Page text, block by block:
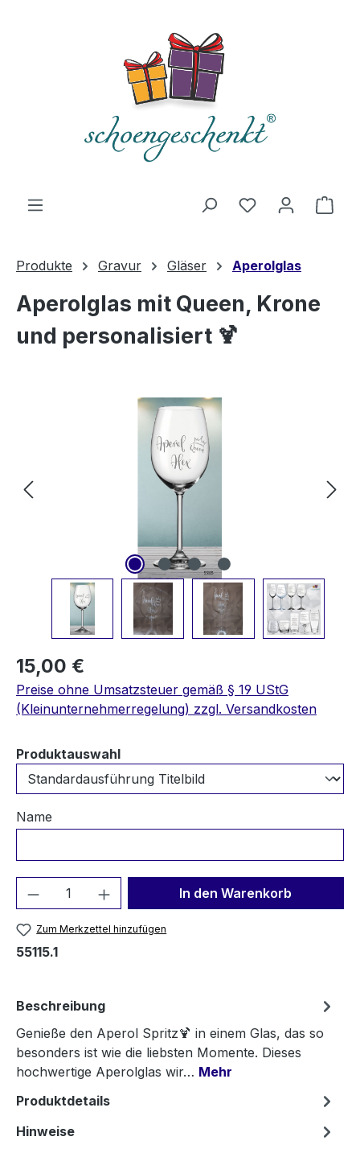
Du hast 0
Produkte Gravur Gläser Aperolglas
Aperolglas mit Queen, Krone
und personalisiert 🍹
Bildergalerie überspringen
15,00 €
Preise ohne Umsatzsteuer gemäß § 19 UStG
(Kleinunternehmerregelung) zzgl. Versandkosten
Produktauswahlauswählen
Name
Produkt Anzahl: Gib denIn den Warenkorb
Zum Merkzettel hinzufügen
55115.1
Beschreibung
Genieße den Aperol Spritz🍹 in einem Glas, das so
besonders ist wie die liebsten Momente. Dieses
hochwertige Aperolglas wir… Mehr
Produktdetails
Hinweise